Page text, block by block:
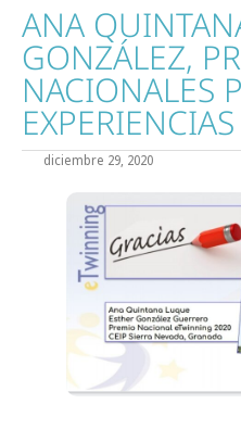
ANA
GONZÁLEZ,
NACIONALES
diciembre 29, 2020